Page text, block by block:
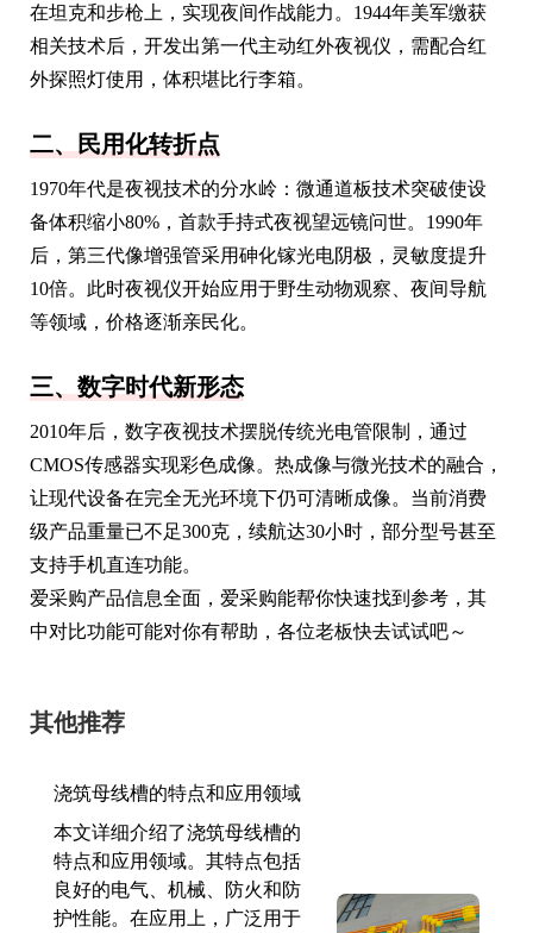
在坦克和步枪上，实现夜间作战能力。1944年美军缴获
相关技术后，开发出第一代主动红外夜视仪，需配合红
外探照灯使用，体积堪比行李箱。
二、民用化转折点
1970年代是夜视技术的分水岭：微通道板技术突破使设
备体积缩小80%，首款手持式夜视望远镜问世。1990年
后，第三代像增强管采用砷化镓光电阴极，灵敏度提升
10倍。此时夜视仪开始应用于野生动物观察、夜间导航
等领域，价格逐渐亲民化。
三、数字时代新形态
2010年后，数字夜视技术摆脱传统光电管限制，通过
CMOS传感器实现彩色成像。热成像与微光技术的融合，
让现代设备在完全无光环境下仍可清晰成像。当前消费
级产品重量已不足300克，续航达30小时，部分型号甚至
支持手机直连功能。
爱采购产品信息全面，爱采购能帮你快速找到参考，其
中对比功能可能对你有帮助，各位老板快去试试吧～
其他推荐
浇筑母线槽的特点和应用领域
本文详细介绍了浇筑母线槽的
特点和应用领域。其特点包括
良好的电气、机械、防火和防
护性能。在应用上，广泛用于